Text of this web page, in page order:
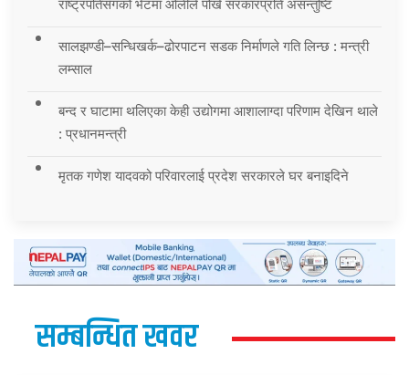
राष्ट्रपतिसँगको भेटमा ओलीले पोखे सरकारप्रति असन्तुष्टि
सालझण्डी–सन्धिखर्क–ढोरपाटन सडक निर्माणले गति लिन्छ : मन्त्री
लम्साल
बन्द र घाटामा थलिएका केही उद्योगमा आशालाग्दा परिणाम देखिन थाले
: प्रधानमन्त्री
मृतक गणेश यादवको परिवारलाई प्रदेश सरकारले घर बनाइदिने
सम्बन्धित खवर